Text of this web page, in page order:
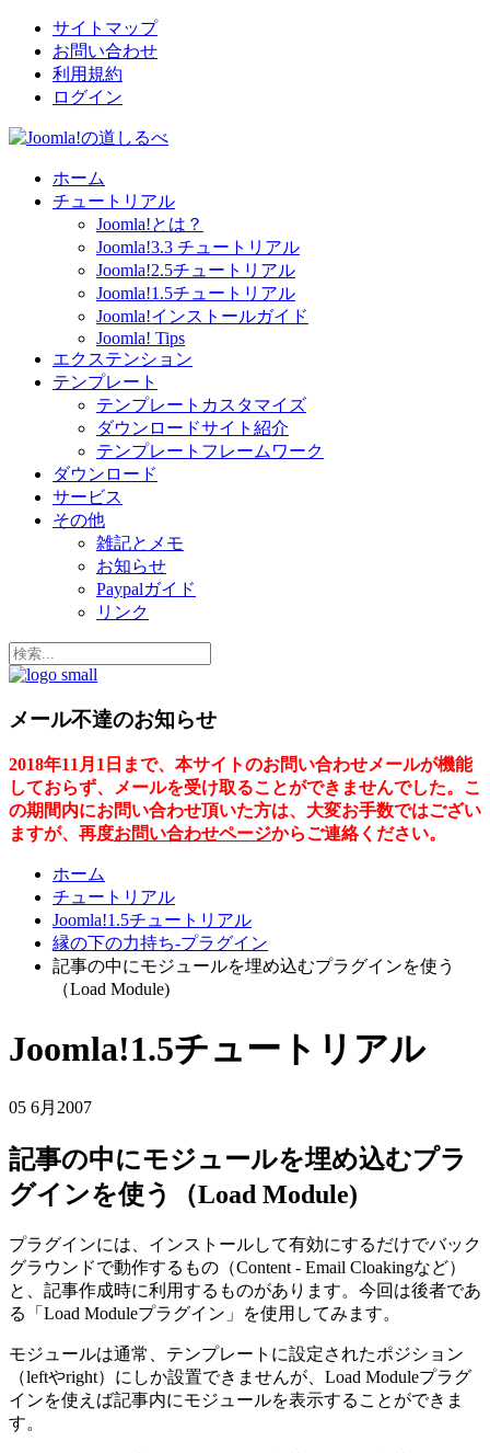
サイトマップ
お問い合わせ
利用規約
ログイン
ホーム
チュートリアル
Joomla!とは？
Joomla!3.3 チュートリアル
Joomla!2.5チュートリアル
Joomla!1.5チュートリアル
Joomla!インストールガイド
Joomla! Tips
エクステンション
テンプレート
テンプレートカスタマイズ
ダウンロードサイト紹介
テンプレートフレームワーク
ダウンロード
サービス
その他
雑記とメモ
お知らせ
Paypalガイド
リンク
メール不達のお知らせ
2018年11月1日まで、本サイトのお問い合わせメールが機能
しておらず、メールを受け取ることができませんでした。こ
の期間内にお問い合わせ頂いた方は、大変お手数ではござい
ますが、再度お問い合わせページからご連絡ください。
ホーム
チュートリアル
Joomla!1.5チュートリアル
縁の下の力持ち-プラグイン
記事の中にモジュールを埋め込むプラグインを使う
（Load Module)
Joomla!1.5チュートリアル
05 6月 2007
記事の中にモジュールを埋め込むプラ
グインを使う（Load Module)
プラグインには、インストールして有効にするだけでバック
グラウンドで動作するもの（Content - Email Cloakingなど）
と、記事作成時に利用するものがあります。今回は後者であ
る「Load Moduleプラグイン」を使用してみます。
モジュールは通常、テンプレートに設定されたポジション
（leftやright）にしか設置できませんが、Load Moduleプラグ
インを使えば記事内にモジュールを表示することができま
す。